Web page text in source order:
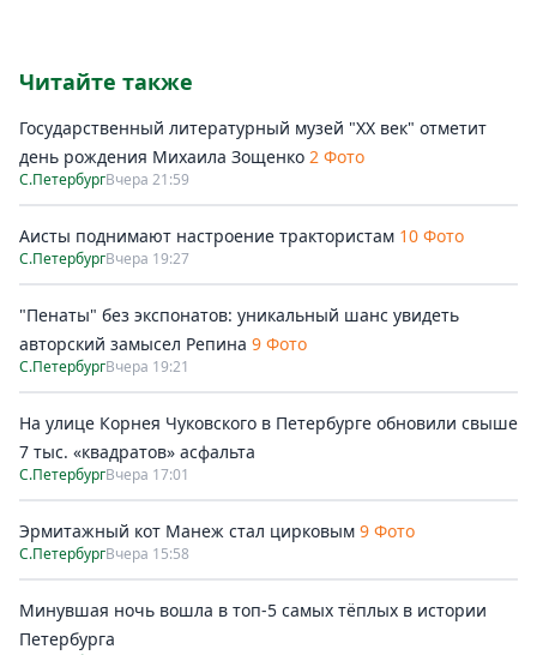
Читайте также
Государственный литературный музей "ХХ век" отметит
день рождения Михаила Зощенко 2 Фото
С.ПетербургВчера 21:59
Аисты поднимают настроение трактористам 10 Фото
С.ПетербургВчера 19:27
"Пенаты" без экспонатов: уникальный шанс увидеть
авторский замысел Репина 9 Фото
С.ПетербургВчера 19:21
На улице Корнея Чуковского в Петербурге обновили свыше
7 тыс. «квадратов» асфальта
С.ПетербургВчера 17:01
Эрмитажный кот Манеж стал цирковым 9 Фото
С.ПетербургВчера 15:58
Минувшая ночь вошла в топ-5 самых тёплых в истории
Петербурга